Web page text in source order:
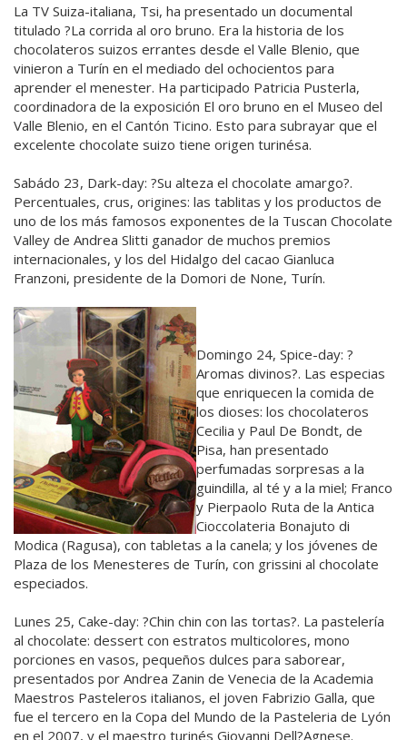
La TV Suiza-italiana, Tsi, ha presentado un documental
titulado ?La corrida al oro bruno. Era la historia de los
chocolateros suizos errantes desde el Valle Blenio, que
vinieron a Turín en el mediado del ochocientos para
aprender el menester. Ha participado Patricia Pusterla,
coordinadora de la exposición El oro bruno en el Museo del
Valle Blenio, en el Cantón Ticino. Esto para subrayar que el
excelente chocolate suizo tiene origen turinésa.
Sabádo 23, Dark-day: ?Su alteza el chocolate amargo?.
Percentuales, crus, origines: las tablitas y los productos de
uno de los más famosos exponentes de la Tuscan Chocolate
Valley de Andrea Slitti ganador de muchos premios
internacionales, y los del Hidalgo del cacao Gianluca
Franzoni, presidente de la Domori de None, Turín.
Domingo 24, Spice-day: ?
Aromas divinos?. Las especias
que enriquecen la comida de
los dioses: los chocolateros
Cecilia y Paul De Bondt, de
Pisa, han presentado
perfumadas sorpresas a la
guindilla, al té y a la miel; Franco
y Pierpaolo Ruta de la Antica
Cioccolateria Bonajuto di
Modica (Ragusa), con tabletas a la canela; y los jóvenes de
Plaza de los Menesteres de Turín, con grissini al chocolate
especiados.
Lunes 25, Cake-day: ?Chin chin con las tortas?. La pastelería
al chocolate: dessert con estratos multicolores, mono
porciones en vasos, pequeños dulces para saborear,
presentados por Andrea Zanin de Venecia de la Academia
Maestros Pasteleros italianos, el joven Fabrizio Galla, que
fue el tercero en la Copa del Mundo de la Pasteleria de Lyón
en el 2007, y el maestro turinés Giovanni Dell?Agnese.